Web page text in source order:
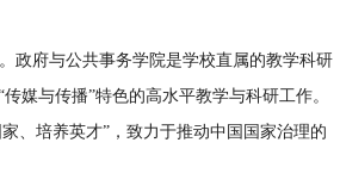
政府与公共事务学院是学校直属的教学科研
媒与传播”特色的高水平教学与科研工作。
、培养英才”，致力于推动中国国家治理的